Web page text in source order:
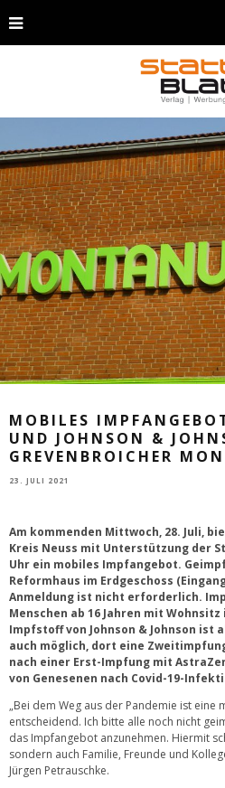
MOBILES
UND JOHNSON &
GREVENBROICHER
23. JULI 2021
Am kommenden Mittwoch, 28. Juli,
Kreis Neuss mit Unterstützung der
Uhr ein mobiles Impfangebot.
Reformhaus im Erdgeschoss
Anmeldung ist nicht erforderlich.
Menschen ab 16 Jahren mit
Impfstoff von Johnson & Johnson ist
auch möglich, dort eine
nach einer Erst-Impfung mit
von Genesenen nach Covid-19-
„Bei dem Weg aus der Pandemie ist
entscheidend. Ich bitte alle noch nicht
das Impfangebot anzunehmen. Hiermit
sondern auch Familie, Freunde und
Jürgen Petrauschke.